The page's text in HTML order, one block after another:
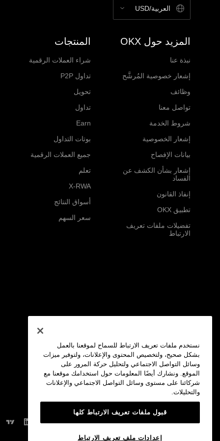
العربية/USD
المزيد حول OKX
نبذة عنا
إشعار خصوصية المُرشَّح
وظائف
تواصل معنا
شروط الخدمة
إشعار الخصوصية
بيانات الإفصاح
إشعار بشأن الكشف عن
الفساد
إنفاذ القانون
تطبيق OKX
تفضيلات ملفات تعريف
الارتباط
المنتجات
شراء العملات الرقمية
تداول P2P
تحويل
تداول
Earn
بوتات التداول
جميع العملات الرقمية
تعلم
X-RWA
أسواق النتائج
سعر السهم
مجتمعاتنا:
نستخدم ملفات تعريف الارتباط للسماح لموقعنا بالعمل
بشكل صحيح، ولتخصيص المحتوى والإعلانات، ولتوفير ميزات
وسائل التواصل الاجتماعي ولتحليل حركة المرور على
الموقع. ونشارك أيضًا المعلومات حول استخدامك موقعنا مع
شركائنا على مستوى وسائل التواصل الاجتماعي والإعلانات
والتحليلات.
قبول ملفات تعريف الارتباط كلها
إعدادات ملف تعريف الارتباط